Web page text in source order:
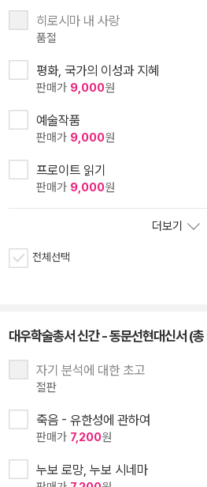
히로시마 내 사랑
품절
평화, 국가의 이성과 지혜
판매가 9,000원
예술작품
판매가 9,000원
프로이트 읽기
판매가 9,000원
더보기
전체선택
대우학술총서 신간 - 동문선현대신서 (
자기 분석에 대한 초고
절판
죽음 - 유한성에 관하여
판매가 7,200원
누보 로망, 누보 시네마